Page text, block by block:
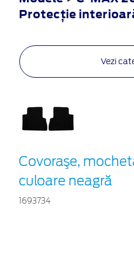
Protecţie
Vezi
Covoraşe,
culoare neagră
1693734